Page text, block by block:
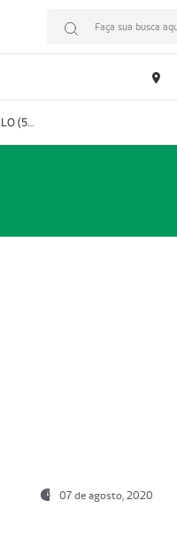
Faça sua busca
Prestador OFTALMOCLÍNICA SÃO GONÇALO (55004164-2)
07 de agosto, 2020